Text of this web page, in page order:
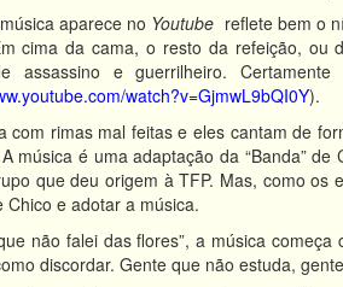
aparece no Youtube reflete bem o
cima da cama, o resto da refeição, ou
assassino e guerrilheiro.
watch?v=GjmwL9bQI0Y).
com rimas mal feitas e eles cantam de
música é uma adaptação da “Banda”
que deu origem à TFP. Mas, como
e adotar a música.
não falei das flores”, a música
discordar. Gente que não estuda,